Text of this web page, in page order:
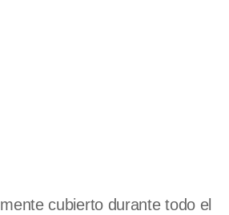
cubierto durante todo el